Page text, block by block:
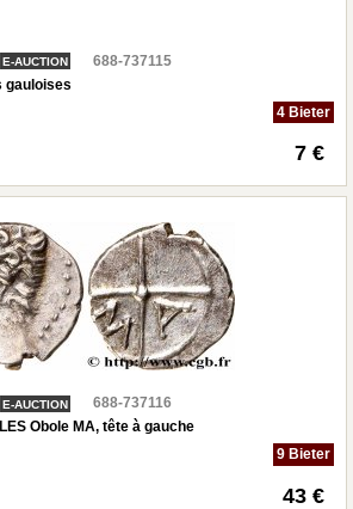
E-AUCTION
688-737115
gauloises
4 Bieter
7 €
E-AUCTION
688-737116
Obole MA, tête à gauche
9 Bieter
43 €